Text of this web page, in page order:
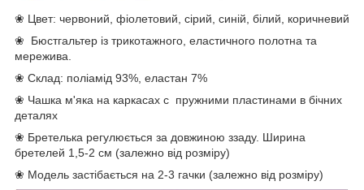
❀ Цвет: червоний, фіолетовий, сірий, синій, білий, коричневий
❀ Бюстгальтер із трикотажного, еластичного полотна та
мережива.
❀ Склад: поліамід 93%, еластан 7%
❀ Чашка м'яка на каркасах с пружними пластинами в бічних
деталях
❀ Бретелька регулюється за довжиною ззаду. Ширина
бретелей 1,5-2 см (залежно від розміру)
❀ Модель застібається на 2-3 гачки (залежно від розміру)